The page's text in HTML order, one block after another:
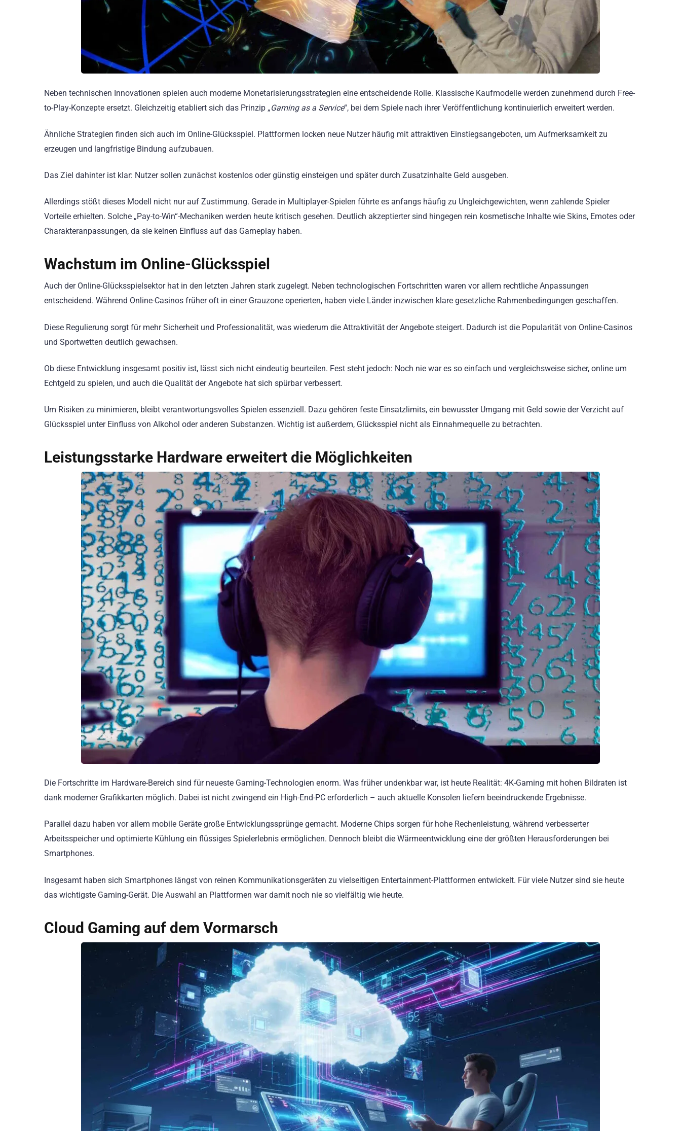
Neben technischen Innovationen spielen auch moderne Monetarisierungsstrategien eine entscheidende Rolle. Klassische Kaufmodelle werden zunehmend durch Free-
to-Play-Konzepte ersetzt. Gleichzeitig etabliert sich das Prinzip „Gaming as a Service“, bei dem Spiele nach ihrer Veröffentlichung kontinuierlich erweitert werden.
Ähnliche Strategien finden sich auch im Online-Glücksspiel. Plattformen locken neue Nutzer häufig mit attraktiven Einstiegsangeboten, um Aufmerksamkeit zu
erzeugen und langfristige Bindung aufzubauen.
Das Ziel dahinter ist klar: Nutzer sollen zunächst kostenlos oder günstig einsteigen und später durch Zusatzinhalte Geld ausgeben.
Allerdings stößt dieses Modell nicht nur auf Zustimmung. Gerade in Multiplayer-Spielen führte es anfangs häufig zu Ungleichgewichten, wenn zahlende Spieler
Vorteile erhielten. Solche „Pay-to-Win“-Mechaniken werden heute kritisch gesehen. Deutlich akzeptierter sind hingegen rein kosmetische Inhalte wie Skins, Emotes oder
Charakteranpassungen, da sie keinen Einfluss auf das Gameplay haben.
Wachstum im Online-Glücksspiel
Auch der Online-Glücksspielsektor hat in den letzten Jahren stark zugelegt. Neben technologischen Fortschritten waren vor allem rechtliche Anpassungen
entscheidend. Während Online-Casinos früher oft in einer Grauzone operierten, haben viele Länder inzwischen klare gesetzliche Rahmenbedingungen geschaffen.
Diese Regulierung sorgt für mehr Sicherheit und Professionalität, was wiederum die Attraktivität der Angebote steigert. Dadurch ist die Popularität von Online-Casinos
und Sportwetten deutlich gewachsen.
Ob diese Entwicklung insgesamt positiv ist, lässt sich nicht eindeutig beurteilen. Fest steht jedoch: Noch nie war es so einfach und vergleichsweise sicher, online um
Echtgeld zu spielen, und auch die Qualität der Angebote hat sich spürbar verbessert.
Um Risiken zu minimieren, bleibt verantwortungsvolles Spielen essenziell. Dazu gehören feste Einsatzlimits, ein bewusster Umgang mit Geld sowie der Verzicht auf
Glücksspiel unter Einfluss von Alkohol oder anderen Substanzen. Wichtig ist außerdem, Glücksspiel nicht als Einnahmequelle zu betrachten.
Leistungsstarke Hardware erweitert die Möglichkeiten
Die Fortschritte im Hardware-Bereich sind für neueste Gaming-Technologien enorm. Was früher undenkbar war, ist heute Realität: 4K-Gaming mit hohen Bildraten ist
dank moderner Grafikkarten möglich. Dabei ist nicht zwingend ein High-End-PC erforderlich – auch aktuelle Konsolen liefern beeindruckende Ergebnisse.
Parallel dazu haben vor allem mobile Geräte große Entwicklungssprünge gemacht. Moderne Chips sorgen für hohe Rechenleistung, während verbesserter
Arbeitsspeicher und optimierte Kühlung ein flüssiges Spielerlebnis ermöglichen. Dennoch bleibt die Wärmeentwicklung eine der größten Herausforderungen bei
Smartphones.
Insgesamt haben sich Smartphones längst von reinen Kommunikationsgeräten zu vielseitigen Entertainment-Plattformen entwickelt. Für viele Nutzer sind sie heute
das wichtigste Gaming-Gerät. Die Auswahl an Plattformen war damit noch nie so vielfältig wie heute.
Cloud Gaming auf dem Vormarsch